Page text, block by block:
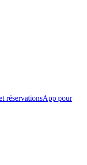
réservationsApp pour